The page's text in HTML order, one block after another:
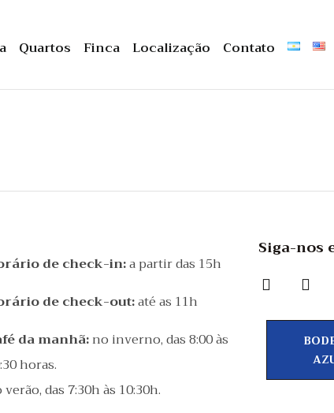
Quartos Finca Localização Contato
de check-in:a partir das 15h
de check-out:até as 11h
da manhã:no inverno, das 8:00 às
horas.
das 7:30h às 10:30h.
Siga-nos